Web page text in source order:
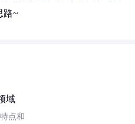
路~
域
点和